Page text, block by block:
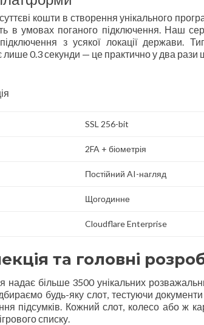
кошти в створення унікального
в умовах поганого підключення. Наш
з усякої локації держави.
лише 0.3 секунди — це практично у два
SSL 256-bit
2FA + біометрія
Постійний AI-нагляд
Щогодинне
Cloudflare Enterprise
та головні
надає більше 3500 унікальних
будь-яку слот, тестуючи
підсумків. Кожний слот, колесо або ж
списку.